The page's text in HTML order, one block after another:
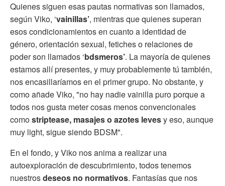
Quienes siguen esas pautas normativas son llamados,
según Viko, ‘vainillas’, mientras que quienes superan
esos condicionamientos en cuanto a identidad de
género, orientación sexual, fetiches o relaciones de
poder son llamados ‘bdsmeros’. La mayoría de quienes
estamos allí presentes, y muy probablemente tú también,
nos encasillaríamos en el primer grupo. No obstante, y
como añade Viko, "no hay nadie vainilla puro porque a
todos nos gusta meter cosas menos convencionales
comostriptease, masajes o azotes levesy eso, aunque
muy light, sigue siendo BDSM".
En el fondo, y Viko nos anima a realizar una
autoexploración de descubrimiento, todos tenemos
nuestrosdeseos no normativos. Fantasías que nos